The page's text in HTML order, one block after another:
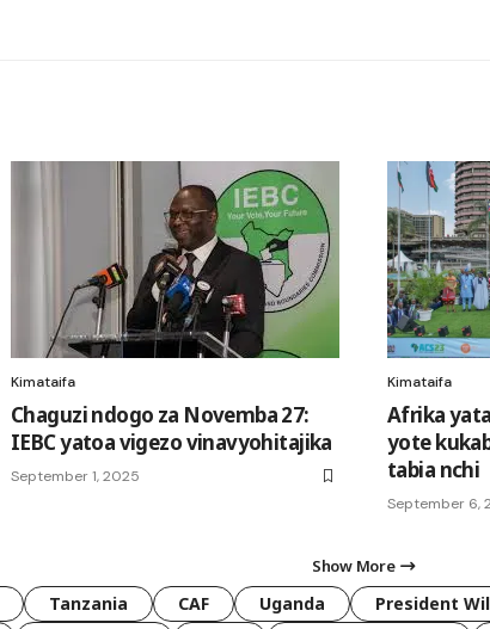
Kimataifa
Chaguzi ndogo za Novemba 27:
IEBC yatoa vigezo vinavyohitajika
September 1, 2025
Kimataifa
Afrika
yote
tabia nchi
September 6,
Show More
Tanzania CAF Uganda President